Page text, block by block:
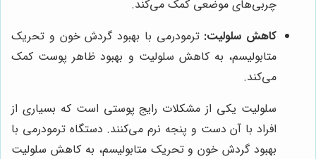
چربی‌های موضعی کمک می‌کند.
کاهش سلولیت: ترمودرمی با بهبود گردش خون و تحریک
متابولیسم، به کاهش سلولیت و بهبود ظاهر پوست کمک
می‌کند.
سلولیت یکی از مشکلات رایج پوستی است که بسیاری از
افراد با آن دست و پنجه نرم می‌کنند. دستگاه ترمودرمی با
بهبود گردش خون و تحریک متابولیسم، به کاهش سلولیت